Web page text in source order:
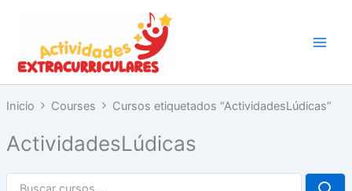
contenido
Inicio Courses Cursos etiquetados “ActividadesLúdicas”
ActividadesLúdicas